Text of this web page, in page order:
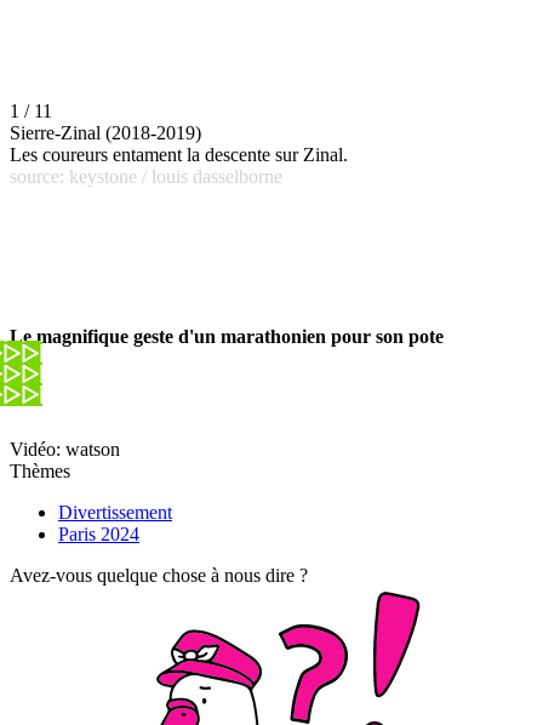
1 / 11
Sierre-Zinal (2018-2019)
Les coureurs entament la descente sur Zinal.
source: keystone / louis dasselborne
Le magnifique geste d'un marathonien pour son pote
Vidéo: watson
Thèmes
Divertissement
Paris 2024
Avez-vous quelque chose à nous dire ?